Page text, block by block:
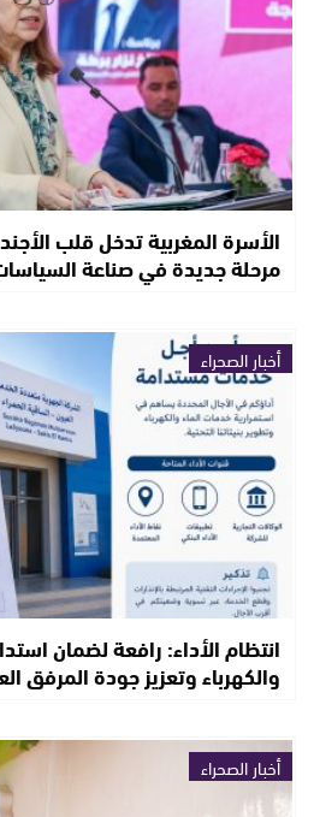
الأسرة المغربية تدخل قلب
مرحلة جديدة في صناعة
أخبار الصحراء
انتظام الأداء: رافعة لضمان
والكهرباء وتعزيز جودة المرفق
أخبار الصحراء